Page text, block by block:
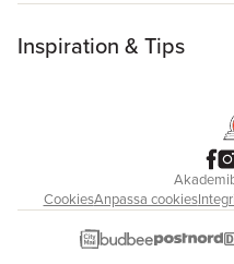
Inspiration & Tips
CookiesAnpassa cookies